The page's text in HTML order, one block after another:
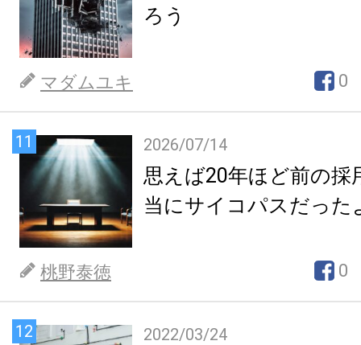
ろう
マダムユキ 0
11 2026/07/14
思えば20年ほど前の採
当にサイコパスだった
桃野泰徳 0
12 2022/03/24